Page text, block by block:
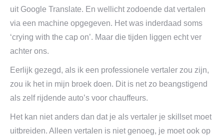
uit Google Translate. En wellicht zodoende dat vertalen
via een machine opgegeven. Het was inderdaad soms
‘crying with the cap on’. Maar die tijden liggen echt ver
achter ons.
Eerlijk gezegd, als ik een professionele vertaler zou zijn,
zou ik het in mijn broek doen. Dit is net zo beangstigend
als zelf rijdende auto’s voor chauffeurs.
Het kan niet anders dan dat je als vertaler je skillset moet
uitbreiden. Alleen vertalen is niet genoeg, je moet ook op